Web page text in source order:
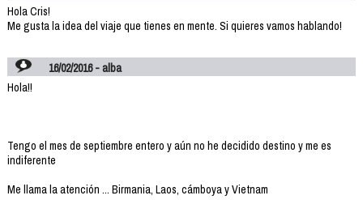
Hola Cris!
Me gusta la idea del viaje que tienes en mente. Si quieres vamos hablando!
16/02/2016 - alba
Hola!!
Tengo el mes de septiembre entero y aún no he decidido destino y me es
indiferente
Me llama la atención ... Birmania, Laos, cámboya y Vietnam